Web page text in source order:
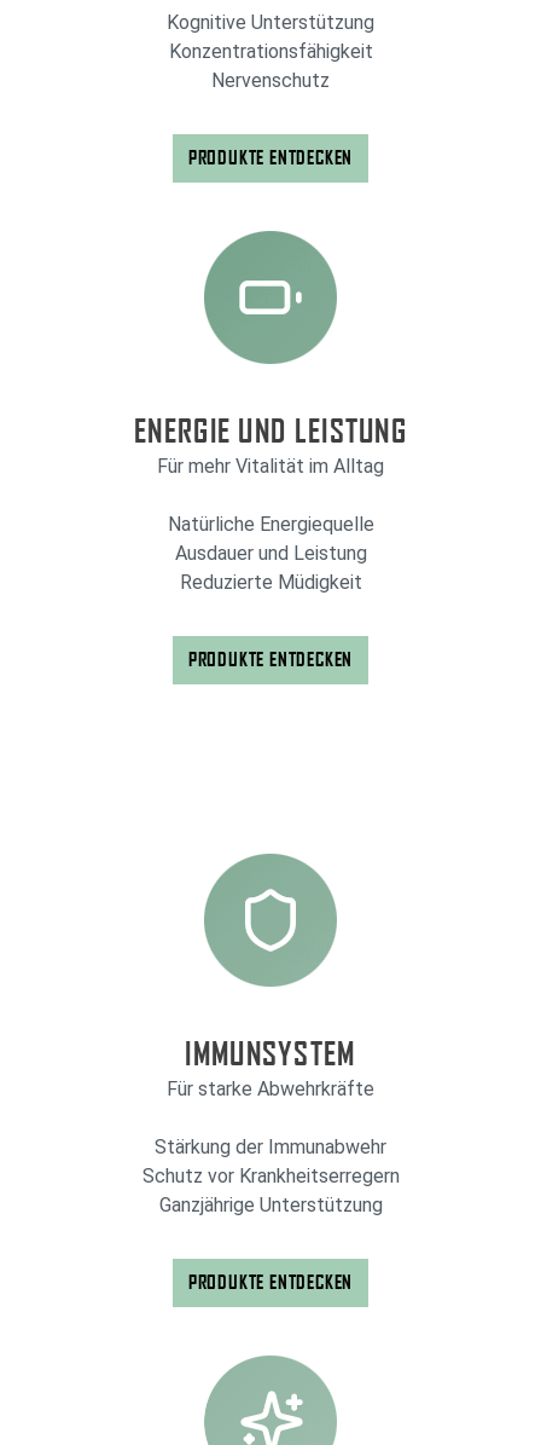
Kognitive Unterstützung
Konzentrationsfähigkeit
Nervenschutz
PRODUKTE ENTDECKEN
ENERGIE UND LEISTUNG
Für mehr Vitalität im Alltag
Natürliche Energiequelle
Ausdauer und Leistung
Reduzierte Müdigkeit
PRODUKTE ENTDECKEN
IMMUNSYSTEM
Für starke Abwehrkräfte
Stärkung der Immunabwehr
Schutz vor Krankheitserregern
Ganzjährige Unterstützung
PRODUKTE ENTDECKEN